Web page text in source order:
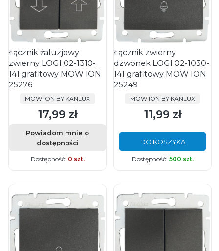
Łącznik żaluzjowy
zwierny LOGI 02-1310-
141 grafitowy MOW ION
25276
PRODUCENT
MOW ION BY KANLUX
Cena
17,99 zł
Powiadom mnie o
dostępności
Dostępność: 0 szt.
Łącznik zwierny
dzwonek LOGI 02-1030-
141 grafitowy MOW ION
25249
PRODUCENT
MOW ION BY KANLUX
Cena
11,99 zł
DO KOSZYKA
Dostępność: 500 szt.